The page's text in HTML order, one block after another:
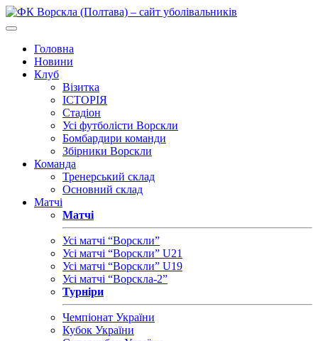
Головна
Новини
Клуб
Візитка
ІСТОРІЯ
Стадіон
Усі футболісти Ворскли
Бомбардири команди
Збірники Ворскли
Команда
Тренерський склад
Основний склад
Матчі
Матчі
Усі матчі “Ворскли”
Усі матчі “Ворскли” U21
Усі матчі “Ворскли” U19
Усі матчі “Ворскла-2”
Турніри
Чемпіонат України
Кубок України